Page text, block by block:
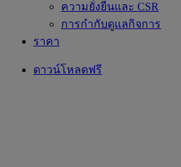
ความยั่งยืนและ CSR
การกำกับดูแลกิจการ
ราคา
ดาวน์โหลดฟรี